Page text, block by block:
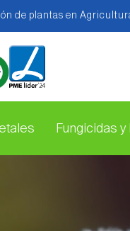
de plantas en
Fungicidas